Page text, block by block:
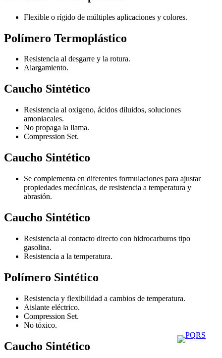
Flexible o rígido de múltiples aplicaciones y colores.
Polímero Termoplástico
Resistencia al desgarre y la rotura.
Alargamiento.
Caucho Sintético
Resistencia al oxigeno, ácidos diluidos, soluciones
amoniacales.
No propaga la llama.
Compression Set.
Caucho Sintético
Se complementa en diferentes formulaciones para ajustar
propiedades mecánicas, de resistencia a temperatura y
abrasión.
Caucho Sintético
Resistencia al contacto directo con hidrocarburos tipo
gasolina.
Resistencia a la temperatura.
Polímero Sintético
Resistencia y flexibilidad a cambios de temperatura.
Aislante eléctrico.
Compression Set.
No tóxico.
Caucho Sintético